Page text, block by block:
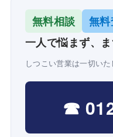
無料相談
無
一人で悩まず、
しつこい営業は一切い
☎